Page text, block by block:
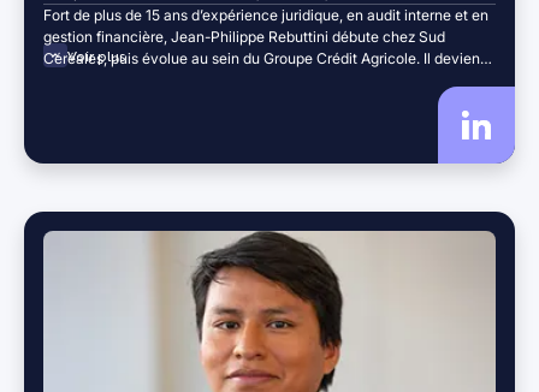
Fort de plus de 15 ans d’expérience juridique, en audit interne et en
gestion financière, Jean-Philippe Rebuttini débute chez Sud
Céréales, puis évolue au sein du Groupe Crédit Agricole. Il devient
avant de rejoindre Région Sud Investissement en 2021. Aujourd’hui
responsable du Pôle Administratif, Finances et Secrétariat Général
réglementaire, pilotage budgétaire et gouvernance institutionnelle
de RSI.
Voir plus